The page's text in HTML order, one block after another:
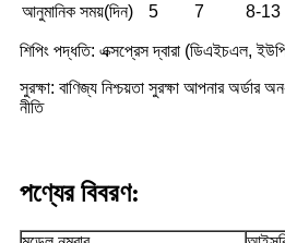
আনুমানিক সময়(দিন)
5 7 8-13
শিপিং পদ্ধতি: এক্সপ্রেস দ্বারা (ডিএইচএল,
সুরক্ষা: বাণিজ্য নিশ্চয়তা সুরক্ষা আপনার অর্ডার
নীতি
পণ্যের বিবরণ: